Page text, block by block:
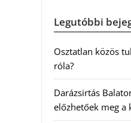
Legutóbbi
Osztatlan közös
róla?
Darázsirtás
előzhetőek meg a